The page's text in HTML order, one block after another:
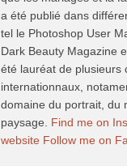
a été publié dans
tel le Photoshop User
Dark Beauty Magazine
été lauréat de plusieurs
internationnaux,
domaine du portrait, du
paysage. Find me on
website Follow me on